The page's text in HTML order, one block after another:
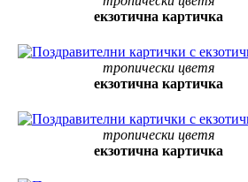
екзотична картичка
тропически цветя
екзотична картичка
тропически цветя
екзотична картичка